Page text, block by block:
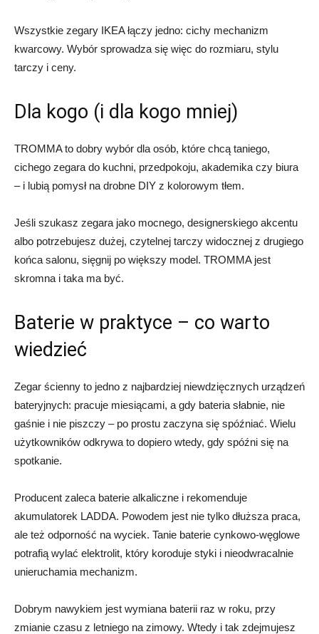
Wszystkie zegary IKEA łączy jedno: cichy mechanizm
kwarcowy. Wybór sprowadza się więc do rozmiaru, stylu
tarczy i ceny.
Dla kogo (i dla kogo mniej)
TROMMA to dobry wybór dla osób, które chcą taniego,
cichego zegara do kuchni, przedpokoju, akademika czy biura
– i lubią pomysł na drobne DIY z kolorowym tłem.
Jeśli szukasz zegara jako mocnego, designerskiego akcentu
albo potrzebujesz dużej, czytelnej tarczy widocznej z drugiego
końca salonu, sięgnij po większy model. TROMMA jest
skromna i taka ma być.
Baterie w praktyce – co warto
wiedzieć
Zegar ścienny to jedno z najbardziej niewdzięcznych urządzeń
bateryjnych: pracuje miesiącami, a gdy bateria słabnie, nie
gaśnie i nie piszczy – po prostu zaczyna się spóźniać. Wielu
użytkowników odkrywa to dopiero wtedy, gdy spóźni się na
spotkanie.
Producent zaleca baterie alkaliczne i rekomenduje
akumulatorek LADDA. Powodem jest nie tylko dłuższa praca,
ale też odporność na wyciek. Tanie baterie cynkowo-węglowe
potrafią wylać elektrolit, który koroduje styki i nieodwracalnie
unieruchamia mechanizm.
Dobrym nawykiem jest wymiana baterii raz w roku, przy
zmianie czasu z letniego na zimowy. Wtedy i tak zdejmujesz